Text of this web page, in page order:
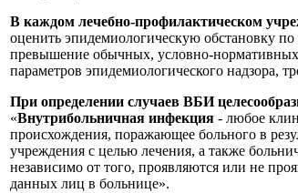
В каждом лечебно-профилактическом
оценить эпидемиологическую обстановку
превышение обычных, условно-
параметров эпидемиологического надзора,
При определении случаев ВБИ
«Внутрибольничная инфекция - любое
происхождения, поражающее больного в
учреждения с целью лечения, а также
независимо от того, проявляются или не
данных лиц в больнице».